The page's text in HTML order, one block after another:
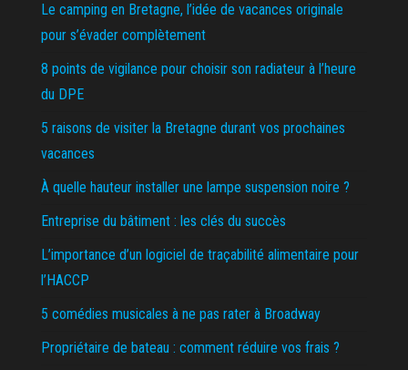
Le camping en Bretagne, l’idée de vacances originale
pour s’évader complètement
8 points de vigilance pour choisir son radiateur à l’heure
du DPE
5 raisons de visiter la Bretagne durant vos prochaines
vacances
À quelle hauteur installer une lampe suspension noire ?
Entreprise du bâtiment : les clés du succès
L’importance d’un logiciel de traçabilité alimentaire pour
l’HACCP
5 comédies musicales à ne pas rater à Broadway
Propriétaire de bateau : comment réduire vos frais ?